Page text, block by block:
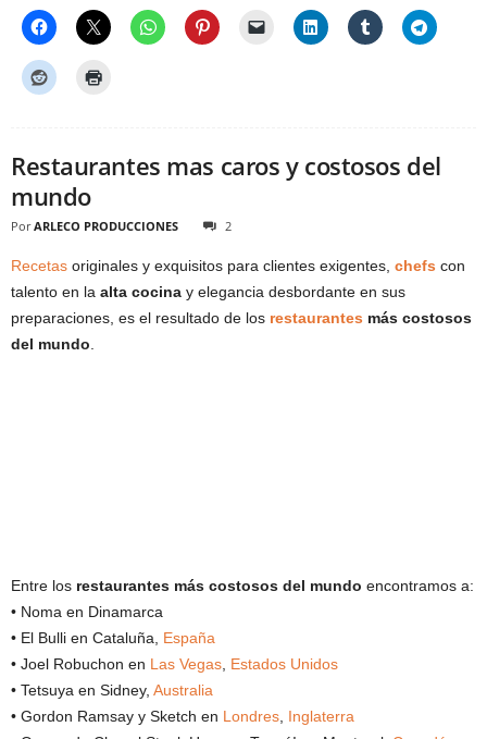
Restaurantes mas caros y costosos del
mundo
Por ARLECO PRODUCCIONES 2
Recetas originales y exquisitos para clientes exigentes, chefs con
talento en la alta cocina y elegancia desbordante en sus
preparaciones, es el resultado de los restaurantes más costosos
del mundo
Entre los restaurantes más costosos del mundo encontramos a:
• Noma en Dinamarca
• El Bulli en Cataluña, España
• Joel Robuchon en Las Vegas Estados Unidos
• Tetsuya en Sidney, Australia
• Gordon Ramsay y Sketch en Londres Inglaterra